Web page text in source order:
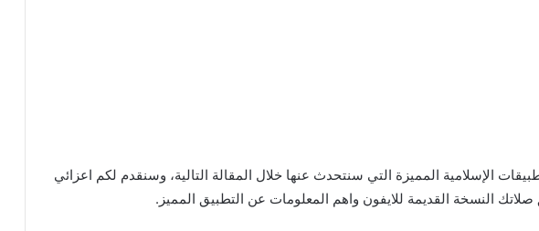
الإسلامية المميزة التي سنتحدث عنها خلال المقالة التالية، وسنقدم لكم اعزائي
صلاتك النسخة القديمة للايفون واهم المعلومات عن التطبيق المميز.